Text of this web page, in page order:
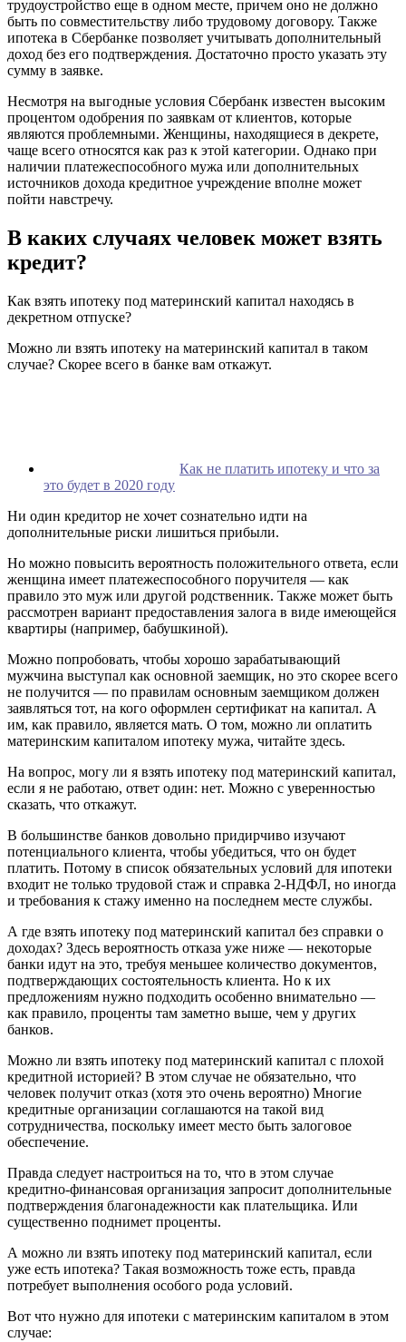
трудоустройство еще в одном месте, причем оно не должно
быть по совместительству либо трудовому договору. Также
ипотека в Сбербанке позволяет учитывать дополнительный
доход без его подтверждения. Достаточно просто указать эту
сумму в заявке.
Несмотря на выгодные условия Сбербанк известен высоким
процентом одобрения по заявкам от клиентов, которые
являются проблемными. Женщины, находящиеся в декрете,
чаще всего относятся как раз к этой категории. Однако при
наличии платежеспособного мужа или дополнительных
источников дохода кредитное учреждение вполне может
пойти навстречу.
В каких случаях человек может взять
кредит?
Как взять ипотеку под материнский капитал находясь в
декретном отпуске?
Можно ли взять ипотеку на материнский капитал в таком
случае? Скорее всего в банке вам откажут.
Как не платить ипотеку и что за
это будет в 2020 году
Ни один кредитор не хочет сознательно идти на
дополнительные риски лишиться прибыли.
Но можно повысить вероятность положительного ответа, если
женщина имеет платежеспособного поручителя — как
правило это муж или другой родственник. Также может быть
рассмотрен вариант предоставления залога в виде имеющейся
квартиры (например, бабушкиной).
Можно попробовать, чтобы хорошо зарабатывающий
мужчина выступал как основной заемщик, но это скорее всего
не получится — по правилам основным заемщиком должен
заявляться тот, на кого оформлен сертификат на капитал. А
им, как правило, является мать. О том, можно ли оплатить
материнским капиталом ипотеку мужа, читайте здесь.
На вопрос, могу ли я взять ипотеку под материнский капитал,
если я не работаю, ответ один: нет. Можно с уверенностью
сказать, что откажут.
В большинстве банков довольно придирчиво изучают
потенциального клиента, чтобы убедиться, что он будет
платить. Потому в список обязательных условий для ипотеки
входит не только трудовой стаж и справка 2-НДФЛ, но иногда
и требования к стажу именно на последнем месте службы.
А где взять ипотеку под материнский капитал без справки о
доходах? Здесь вероятность отказа уже ниже — некоторые
банки идут на это, требуя меньшее количество документов,
подтверждающих состоятельность клиента. Но к их
предложениям нужно подходить особенно внимательно —
как правило, проценты там заметно выше, чем у других
банков.
Можно ли взять ипотеку под материнский капитал с плохой
кредитной историей? В этом случае не обязательно, что
человек получит отказ (хотя это очень вероятно) Многие
кредитные организации соглашаются на такой вид
сотрудничества, поскольку имеет место быть залоговое
обеспечение.
Правда следует настроиться на то, что в этом случае
кредитно-финансовая организация запросит дополнительные
подтверждения благонадежности как плательщика. Или
существенно поднимет проценты.
А можно ли взять ипотеку под материнский капитал, если
уже есть ипотека? Такая возможность тоже есть, правда
потребует выполнения особого рода условий.
Вот что нужно для ипотеки с материнским капиталом в этом
случае: